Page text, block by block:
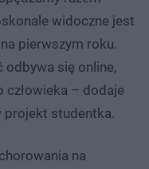
widoczne jest
pierwszym roku.
odbywa się online,
człowieka – dodaje
projekt studentka.
na